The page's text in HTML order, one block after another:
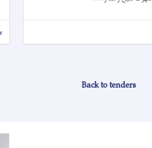
Back to tenders